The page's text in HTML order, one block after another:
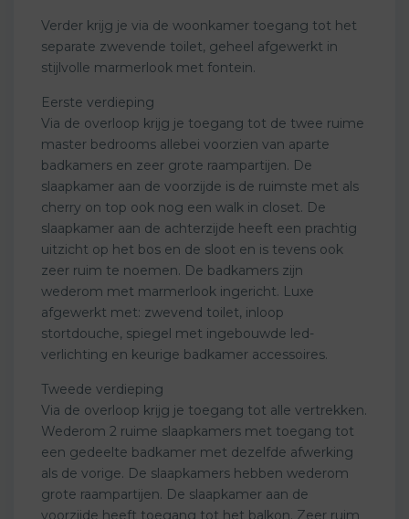
Verder krijg je via de woonkamer toegang tot het
separate zwevende toilet, geheel afgewerkt in
stijlvolle marmerlook met fontein.
Eerste verdieping
Via de overloop krijg je toegang tot de twee ruime
master bedrooms allebei voorzien van aparte
badkamers en zeer grote raampartijen. De
slaapkamer aan de voorzijde is de ruimste met als
cherry on top ook nog een walk in closet. De
slaapkamer aan de achterzijde heeft een prachtig
uitzicht op het bos en de sloot en is tevens ook
zeer ruim te noemen. De badkamers zijn
wederom met marmerlook ingericht. Luxe
afgewerkt met: zwevend toilet, inloop
stortdouche, spiegel met ingebouwde led-
verlichting en keurige badkamer accessoires.
Tweede verdieping
Via de overloop krijg je toegang tot alle vertrekken.
Wederom 2 ruime slaapkamers met toegang tot
een gedeelte badkamer met dezelfde afwerking
als de vorige. De slaapkamers hebben wederom
grote raampartijen. De slaapkamer aan de
voorzijde heeft toegang tot het balkon. Zeer ruim